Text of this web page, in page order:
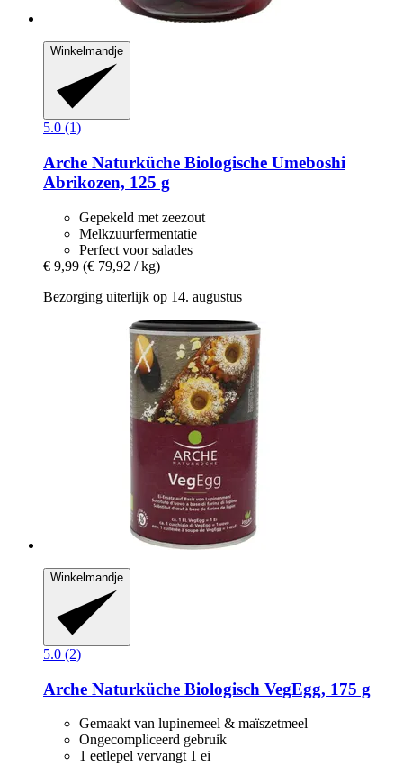
Winkelmandje
5.0 (1)
Arche Naturküche Biologische Umeboshi
Abrikozen, 125 g
Gepekeld met zeezout
Melkzuurfermentatie
Perfect voor salades
€ 9,99 (€ 79,92 / kg)
Bezorging uiterlijk op 14. augustus
Winkelmandje
5.0 (2)
Arche Naturküche Biologisch VegEgg, 175 g
Gemaakt van lupinemeel & maïszetmeel
Ongecompliceerd gebruik
1 eetlepel vervangt 1 ei